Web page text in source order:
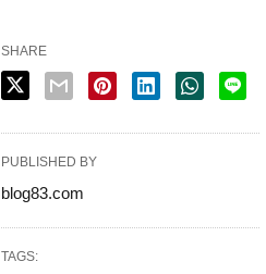
SHARE
PUBLISHED BY
blog83.com
TAGS: